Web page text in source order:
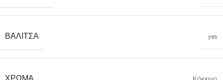
ΒΑΛΊΤΣΑ yes